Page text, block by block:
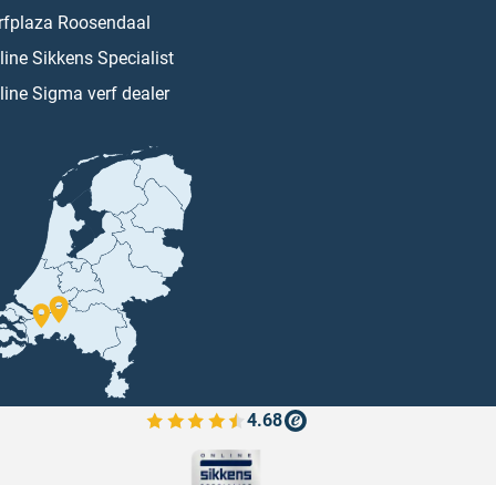
Roosendaal
Sikkens Specialist
Sigma verf dealer
4.68
Bekijk de verfplaza beoordelingen